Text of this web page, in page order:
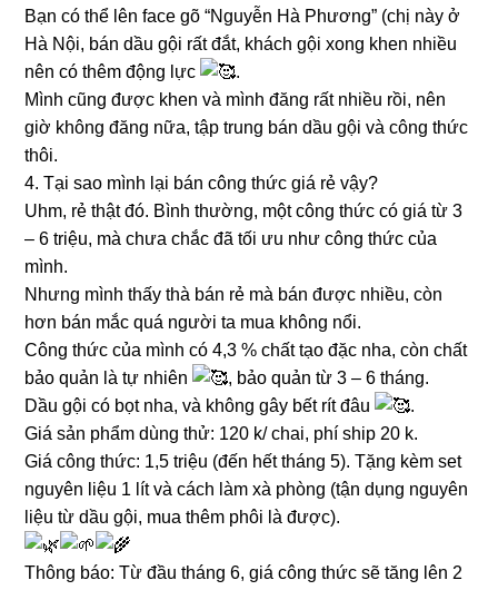
Bạn có thể lên face gõ “Nguyễn Hà Phương” (chị này ở
Hà Nội, bán dầu gội rất đắt, khách gội xong khen nhiều
nên có thêm động lực
.
Mình cũng được khen và mình đăng rất nhiều rồi, nên
giờ không đăng nữa, tập trung bán dầu gội và công thức
thôi.
4. Tại sao mình lại bán công thức giá rẻ vậy?
Uhm, rẻ thật đó. Bình thường, một công thức có giá từ 3
– 6 triệu, mà chưa chắc đã tối ưu như công thức của
mình.
Nhưng mình thấy thà bán rẻ mà bán được nhiều, còn
hơn bán mắc quá người ta mua không nổi.
Công thức của mình có 4,3 % chất tạo đặc nha, còn chất
bảo quản là tự nhiên
, bảo quản từ 3 – 6 tháng.
Dầu gội có bọt nha, và không gây bết rít đâu
.
Giá sản phẩm dùng thử: 120 k/ chai, phí ship 20 k.
Giá công thức: 1,5 triệu (đến hết tháng 5). Tặng kèm set
nguyên liệu 1 lít và cách làm xà phòng (tận dụng nguyên
liệu từ dầu gội, mua thêm phôi là được).
Thông báo: Từ đầu tháng 6, giá công thức sẽ tăng lên 2